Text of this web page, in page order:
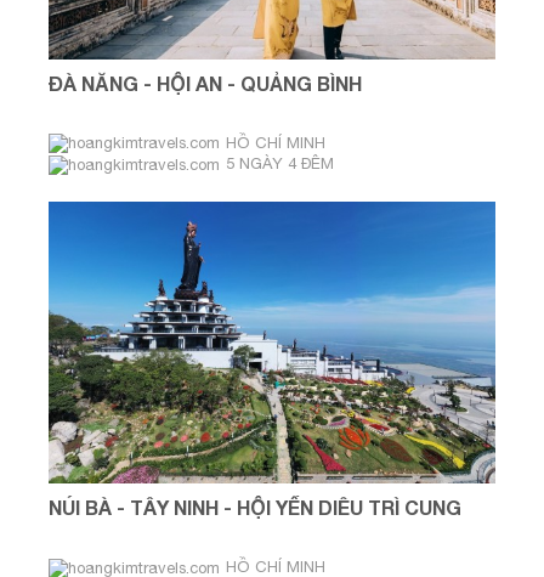
ĐÀ NẴNG - HỘI AN - QUẢNG BÌNH
HỒ CHÍ MINH
5 NGÀY 4 ĐÊM
NÚI BÀ - TÂY NINH - HỘI YẾN DIÊU TRÌ CUNG
HỒ CHÍ MINH